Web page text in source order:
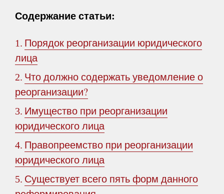
Содержание статьи:
1. Порядок реорганизации юридического
лица
2. Что должно содержать уведомление о
реорганизации?
3. Имущество при реорганизации
юридического лица
4. Правопреемство при реорганизации
юридического лица
5. Существует всего пять форм данного